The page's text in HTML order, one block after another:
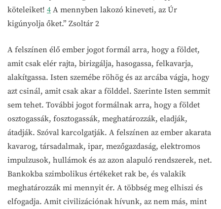
köteleiket! 4 A mennyben lakozó kineveti, az Úr
kigúnyolja őket.” Zsoltár 2
A felszínen élő ember jogot formál arra, hogy a földet,
amit csak elér rajta, birizgálja, hasogassa, felkavarja,
alakítgassa. Isten szemébe röhög és az arcába vágja, hogy
azt csinál, amit csak akar a földdel. Szerinte Isten semmit
sem tehet. További jogot formálnak arra, hogy a földet
osztogassák, fosztogassák, meghatározzák, eladják,
átadják. Szóval karcolgatják. A felszínen az ember akarata
kavarog, társadalmak, ipar, mezőgazdaság, elektromos
impulzusok, hullámok és az azon alapuló rendszerek, net.
Bankokba szimbolikus értékeket rak be, és valakik
meghatározzák mi mennyit ér. A többség meg elhiszi és
elfogadja. Amit civilizációnak hívunk, az nem más, mint